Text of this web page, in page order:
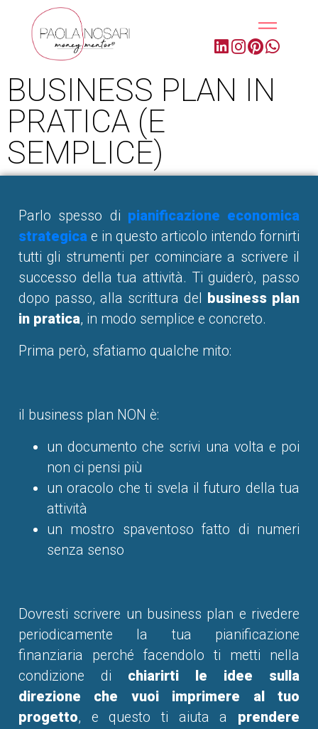
BUSINESS PLAN IN
PRATICA (E
SEMPLICE)
Parlo spesso di pianificazione economica
strategica e in questo articolo intendo fornirti
tutti gli strumenti per cominciare a scrivere il
successo della tua attività. Ti guiderò, passo
dopo passo, alla scrittura del
business plan
in pratica, in modo semplice e concreto.
Prima però, sfatiamo qualche mito:
il business plan NON è:
un documento che scrivi una volta e poi
non ci pensi più
un oracolo che ti svela il futuro della tua
attività
un mostro spaventoso fatto di numeri
senza senso
Dovresti scrivere un business plan e rivedere
periodicamente la tua pianificazione
finanziaria perché facendolo ti metti nella
condizione di chiarirti le idee sulla
direzione che vuoi imprimere al tuo
progetto, e questo ti aiuta a prendere